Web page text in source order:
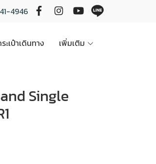
4946
ะเป๋าเดินทาง เพิ่มเติม
Single